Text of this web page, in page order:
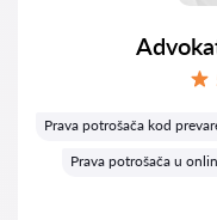
Prava potrošača kod
Prava potrošača u